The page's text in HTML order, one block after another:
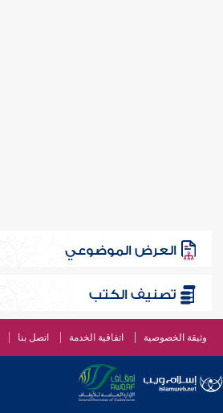
العرض الموضوعي
تصنيف الكتب
وثيقة الخصوصية اتفاقية الخدمة اتصل بنا